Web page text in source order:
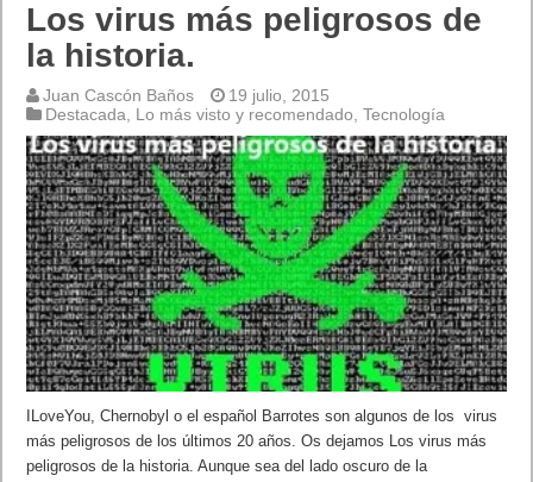
Los virus más peligrosos de
la historia.
Juan Cascón Baños
19 julio, 2015
Destacada
Lo más visto y recomendado ,Tecnología
ILoveYou, Chernobyl o el español Barrotes son algunos de los virus
más peligrosos de los últimos 20 años. Os dejamos Los virus más
peligrosos de la historia. Aunque sea del lado oscuro de la